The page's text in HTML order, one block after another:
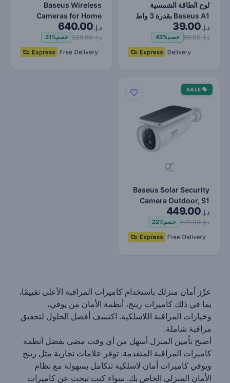
لوح الطاقة الشمسية
Baseus A1 بقدرة 3 واط
لكاميرات المراقبة الخار…
د.إ.39.00
د.إ. 69.00 خصم43%
Baseus Wireless
Cameras for Home
Security, N1 2-Cam Kit
with Tru…
د.إ.640.00
د.إ. 929.00 خصم31%
SALE
Baseus Solar Security
Camera Outdoor, S1
Wireless Solocam,
Forev…
د.إ.449.00
د.إ. 579.00 خصم22%
عزّز أمان منزلك باستخدام كاميرات المراقبة الأعلى تقييمًا،
بما في ذلك كاميرات رينج، أنظمة الأمان من يوفي،
وخيارات المراقبة اللاسلكية. اكتشف أفضل الحلول لتحقيق
مراقبة شاملة.
أصبح تأمين المنزل أسهل من أي وقت مضى بفضل أنظمة
كاميرات المراقبة المتقدمة. توفر علامات تجارية مثل رينج
ويوفي كاميرات أمان لاسلكية تتكامل بسهولة مع نظام
الأمان المنزلي الخاص بك. سواء كنت تبحث عن كاميرات